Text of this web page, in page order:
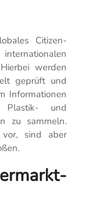
Citizen-
werden
geprüft und
Informationen
Plastik- und
zu sammeln.
sind aber